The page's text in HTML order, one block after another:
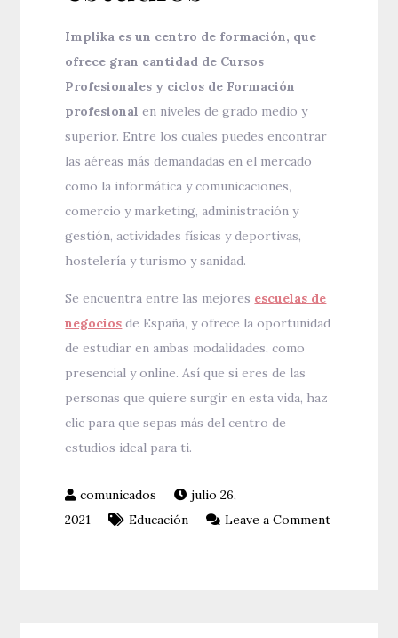
Implika es un centro de formación, que
ofrece gran cantidad de Cursos
Profesionales y ciclos de Formación
profesional en niveles de grado medio y
superior. Entre los cuales puedes encontrar
las aéreas más demandadas en el mercado
como la informática y comunicaciones,
comercio y marketing, administración y
gestión, actividades físicas y deportivas,
hostelería y turismo y sanidad.
Se encuentra entre las mejores escuelas de
negocios de España, y ofrece la oportunidad
de estudiar en ambas modalidades, como
presencial y online. Así que si eres de las
personas que quiere surgir en esta vida, haz
clic para que sepas más del centro de
estudios ideal para ti.
julio 26,
2021
Educación Leave a Commenton